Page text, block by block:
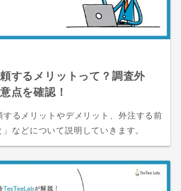
するメリットって？調査外
点を確認！
するメリットやデメリット、外注する前
などについて説明していきます。